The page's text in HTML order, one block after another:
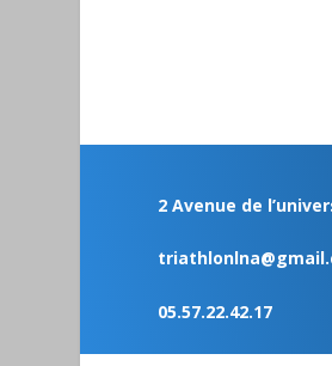
2 Avenue de
05.57.22.42.17